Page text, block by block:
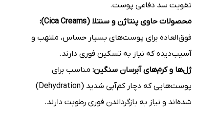
تقویت سد دفاعی پوست.
محصولات حاوی پنتاژن و سنتلا (Cica Creams):
فوق‌العاده برای پوست‌های بسیار حساس، ملتهب و
آسیب‌دیده که نیاز به تسکین فوری دارند.
ژل‌ها و کرم‌های آبرسان سنگین: مناسب برای
پوست‌هایی که دچار کم‌آبی شدید (Dehydration)
شده‌اند و نیاز به بازگرداندن فوری رطوبت دارند.